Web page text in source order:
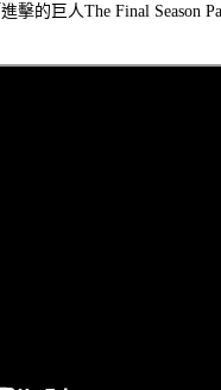
擊的巨人The Final